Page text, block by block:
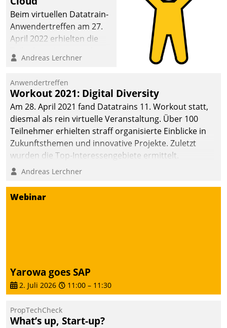
Beim virtuellen Datatrain-
Anwendertreffen am 27.
April 2022 erhielten die
Teilnehmer kurzweilige
Cloud-Strategien und -
Lösungen mit hohem
Zukunftspotenzial.
Andreas Lerchner
Anwendertreffen
Workout 2021: Digital Diversity
Am 28. April 2021 fand Datatrains 11. Workout statt,
diesmal als rein virtuelle Veranstaltung. Über 100
Teilnehmer erhielten straff organisierte Einblicke in
Zukunftsthemen und innovative Projekte. Zuletzt
wurden die Top-Interessengebiete ermittelt.
Andreas Lerchner
Webinar
Yarowa goes SAP
2. Juli 2026 11:00 – 11:30
PropTechCheck
What’s up, Start-up?